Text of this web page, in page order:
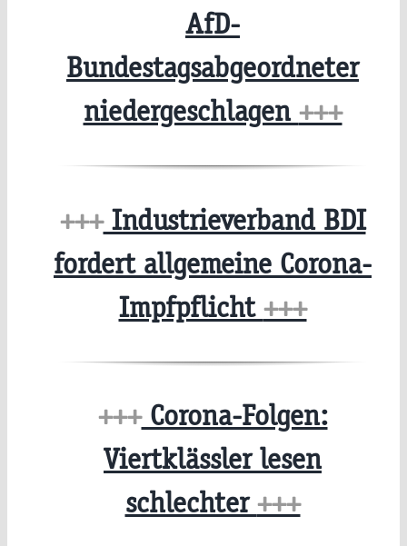
AfD-
Bundestagsabgeordneter
niedergeschlagen +++
+++Industrieverband BDI
fordert allgemeine Corona-
Impfpflicht +++
+++Corona-Folgen:
Viertklässler lesen
schlechter+++